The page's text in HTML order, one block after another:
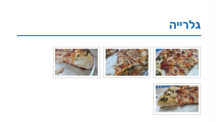
גלרייה